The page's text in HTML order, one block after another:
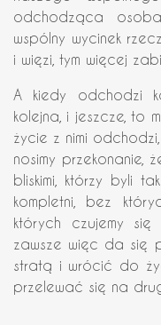
odchodząca
wspólny wycinek
i więzi, tym więcej
A kiedy odchodzi
kolejna, i jeszcze, to
życie z nimi
nosimy przekonanie,
bliskimi, którzy byli
kompletni, bez
których czujemy
zawsze więc da się
stratą i wrócić do
przelewać się na